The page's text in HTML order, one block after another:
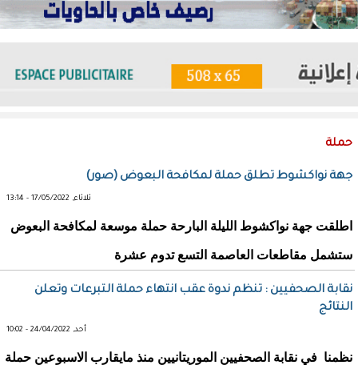
حملة
جهة نواكشوط تطلق حملة لمكافحة البعوض (صور)
ثلاثاء, 17/05/2022 - 13:14
اطلقت جهة نواكشوط الليلة البارحة حملة موسعة لمكافحة البعوض
ستشمل مقاطعات العاصمة التسع تدوم عشرة
نقابة الصحفيين : تنظم ندوة عقب انتهاء حملة التبرعات وتعلن
النتائج
أحد, 24/04/2022 - 10:02
نظمنا في نقابة الصحفيين الموريتانيين منذ مايقارب الاسبوعين حملة